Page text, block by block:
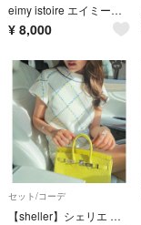
eimy istoire エイミーイストワール ビジュートリムシャツSETUP
¥ 8,000
セット/コーデ
【sheller】シェリエ バックZIPダイヤツイードトップス&スカート